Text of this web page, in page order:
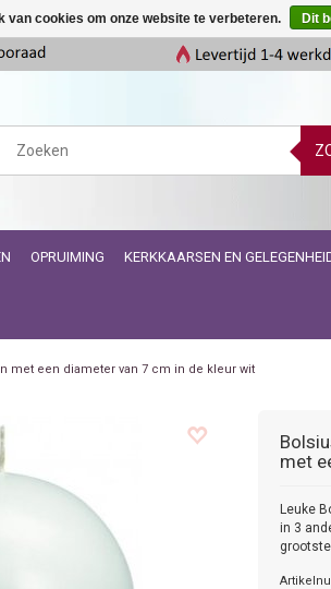
OPRUIMING KERKKAARSEN EN
met een diameter van 7 cm in de kleur wit
met
Leuke
in 3
van cookies om onze website te verbeteren. Dit